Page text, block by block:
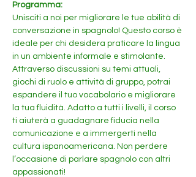
Programma:
Unisciti a noi per migliorare le tue abilità di
conversazione in spagnolo! Questo corso è
ideale per chi desidera praticare la lingua
in un ambiente informale e stimolante.
Attraverso discussioni su temi attuali,
giochi di ruolo e attività di gruppo, potrai
espandere il tuo vocabolario e migliorare
la tua fluidità. Adatto a tutti i livelli, il corso
ti aiuterà a guadagnare fiducia nella
comunicazione e a immergerti nella
cultura ispanoamericana. Non perdere
l’occasione di parlare spagnolo con altri
appassionati!